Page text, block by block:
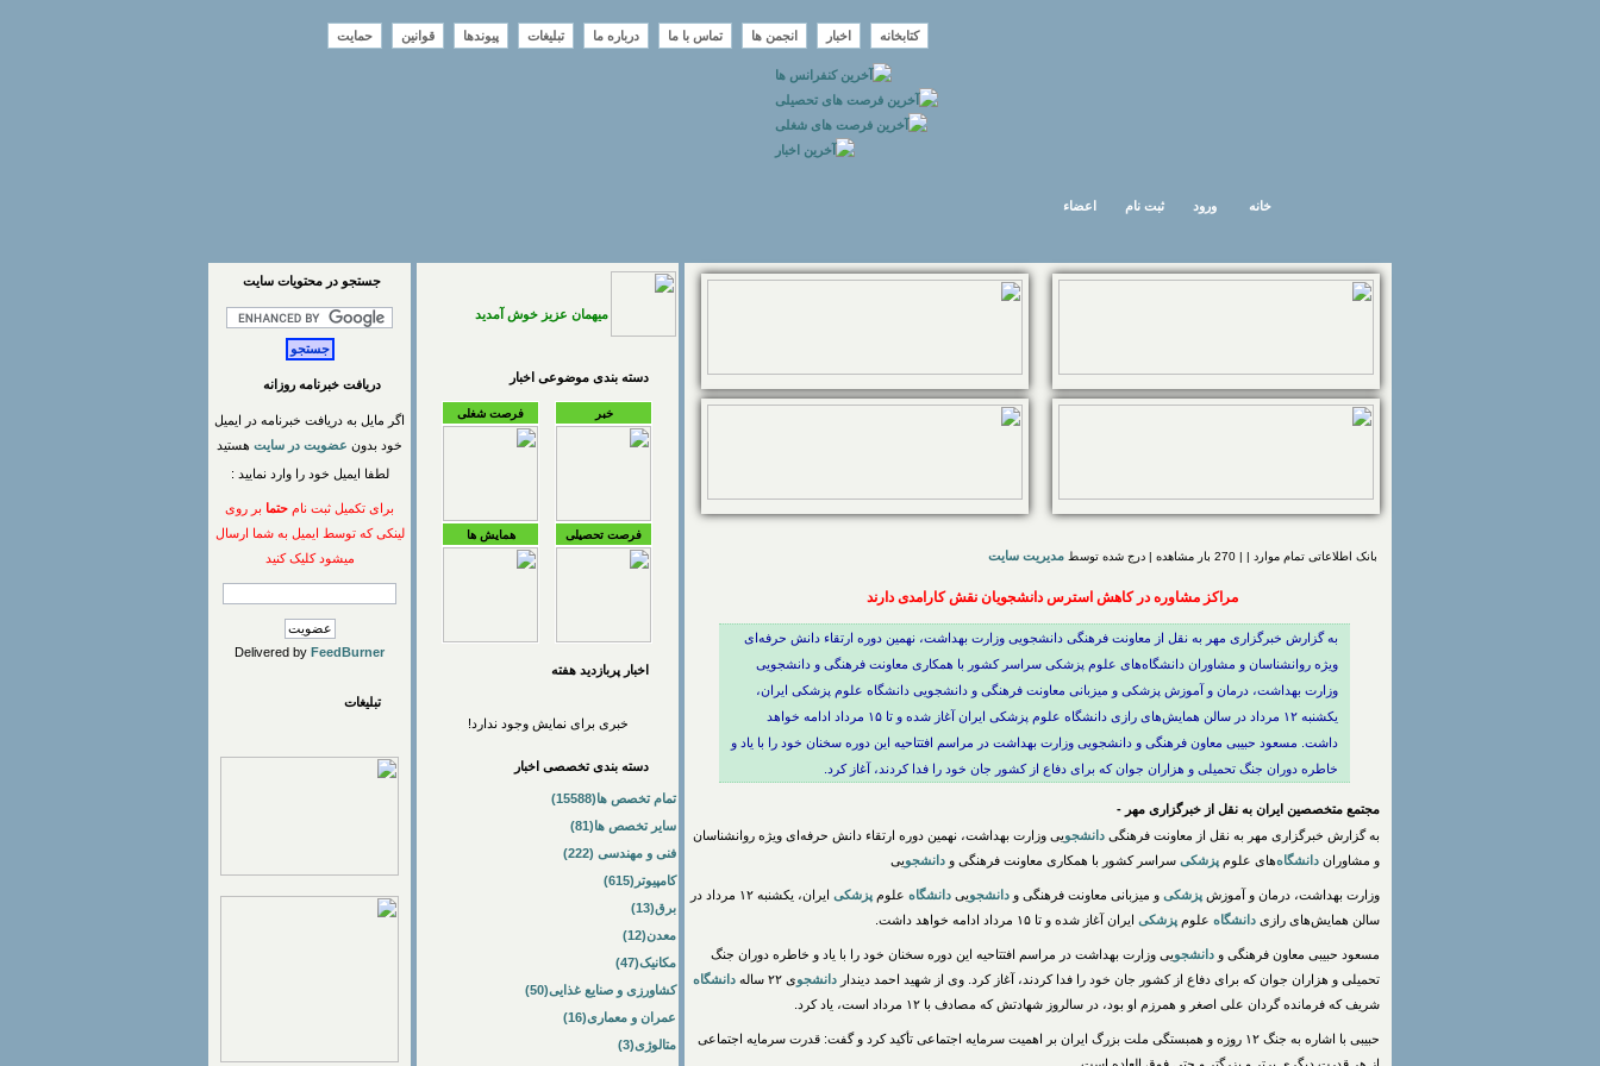
کتابخانه اخبار انجمن ها تماس با ما درباره ما تبلیغات پیوندها قوانین حمایت
اعضاء ثبت نام ورود خانه
بانک اطلاعاتی تمام موارد | | 270 بار مشاهده | درج شده توسط مدیریت سایت
مراکز مشاوره در کاهش استرس دانشجویان نقش کارامدی دارند
به گزارش خبرگزاری مهر به نقل از معاونت فرهنگی دانشجویی وزارت بهداشت، نهمین دوره ارتقاء دانش حرفه‌ای
ویژه روانشناسان و مشاوران دانشگاه‌های علوم پزشکی سراسر کشور با همکاری معاونت فرهنگی و دانشجویی
وزارت بهداشت، درمان و آموزش پزشکی و میزبانی معاونت فرهنگی و دانشجویی دانشگاه علوم پزشکی ایران،
یکشنبه ۱۲ مرداد در سالن همایش‌های رازی دانشگاه علوم پزشکی ایران آغاز شده و تا ۱۵ مرداد ادامه خواهد
داشت. مسعود حبیبی معاون فرهنگی و دانشجویی وزارت بهداشت در مراسم افتتاحیه این دوره سخنان خود را با یاد و
خاطره دوران جنگ تحمیلی و هزاران جوان که برای دفاع از کشور جان خود را فدا کردند، آغاز کرد.
مجتمع متخصصین ایران به نقل از خبرگزاری مهر -
به گزارش خبرگزاری مهر به نقل از معاونت فرهنگی دانشجویی وزارت بهداشت، نهمین دوره ارتقاء دانش حرفه‌ای ویژه روانشناسان
و مشاوران دانشگاه‌های علوم پزشکی سراسر کشور با همکاری معاونت فرهنگی و دانشجویی
وزارت بهداشت، درمان و آموزش پزشکی و میزبانی معاونت فرهنگی و دانشجویی دانشگاه علوم پزشکی
ایران، یکشنبه ۱۲ مرداد در
سالن همایش‌های رازی دانشگاه علوم پزشکی ایران آغاز شده و تا ۱۵ مرداد ادامه خواهد داشت.
مسعود حبیبی معاون فرهنگی و دانشجویی وزارت بهداشت در مراسم افتتاحیه این دوره سخنان خود را با یاد و خاطره دوران جنگ
تحمیلی و هزاران جوان که برای دفاع از کشور جان خود را فدا کردند، آغاز کرد. وی از شهید احمد دیندار دانشجوی ۲۲ ساله
دانشگاه
شریف که فرمانده گردان علی اصغر و همرزم او بود، در سالروز شهادتش که مصادف با ۱۲ مرداد است، یاد کرد.
حبیبی با اشاره به جنگ ۱۲ روزه و همبستگی ملت بزرگ ایران بر اهمیت سرمایه اجتماعی تأکید کرد و گفت: قدرت سرمایه اجتماعی
میهمان عزیز خوش آمدید
دسته بندی موضوعی اخبار
خبر فرصت شغلی
فرصت تحصیلی همایش ها
اخبار پربازديد هفته
خبری برای نمایش وجود ندارد!
دسته بندی تخصصی اخبار
تمام تخصص ها(15588)
سایر تخصص ها(81)
فنی و مهندسی (222)
کامپیوتر(615)
برق(13)
معدن(12)
مکانیک(47)
کشاورزی و صنایع غذایی(50)
عمران و معماری(16)
متالوژی(3)
جستجو در محتويات سايت
دریافت خبرنامه روزانه
اگر مایل به دریافت خبرنامه در ایمیل
خود بدون عضویت در سایت هستید
لطفا ایمیل خود را وارد نمایید :
برای تکمیل ثبت نام حتما بر روی
لینکی که توسط ایمیل به شما ارسال
میشود کلیک کنید
Delivered by FeedBurner
تبلیغات